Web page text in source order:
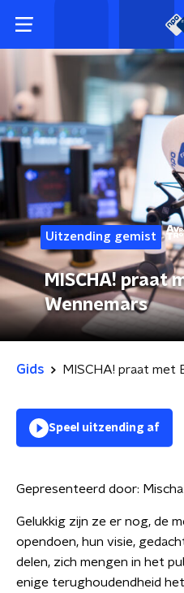
Uitzending gemist
MISCHA! praat
Wennemars
Gids MISCHA! praat met
Speel uitzending af
Gepresenteerd door:
Gelukkig zijn ze er nog, de
opendoen, hun visie,
delen, zich mengen in het
enige terughoudendheid